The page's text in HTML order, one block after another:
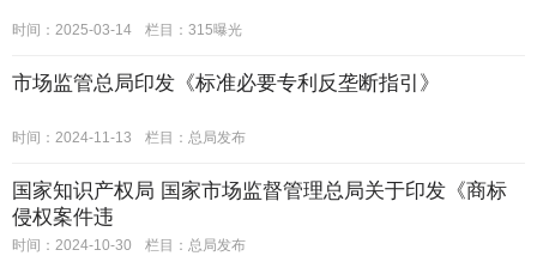
时间：2025-03-14 栏目： 315曝光
市场监管总局印发《标准必要专利反垄断指引》
时间：2024-11-13 栏目： 总局发布
国家知识产权局 国家市场监督管理总局关于印发《商标
侵权案件违
时间：2024-10-30 栏目： 总局发布